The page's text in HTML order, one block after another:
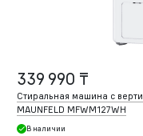
339 990 ₸
Стиральная машина с
MAUNFELD MFWM127WH
В наличии